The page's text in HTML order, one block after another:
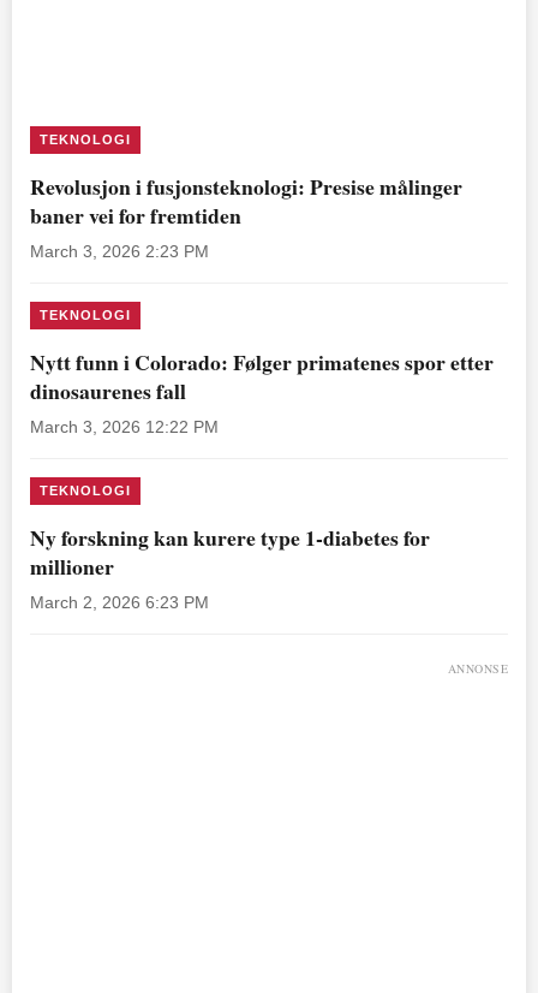
TEKNOLOGI
Revolusjon i fusjonsteknologi: Presise målinger
baner vei for fremtiden
March 3, 2026 2:23 PM
TEKNOLOGI
Nytt funn i Colorado: Følger primatenes spor etter
dinosaurenes fall
March 3, 2026 12:22 PM
TEKNOLOGI
Ny forskning kan kurere type 1-diabetes for
millioner
March 2, 2026 6:23 PM
ANNONSE